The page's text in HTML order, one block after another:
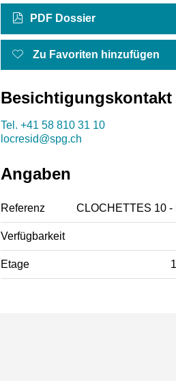
PDF Dossier
Zu Favoriten hinzufügen
Besichtigungskontakt
Tel. +41 58 810 31 10
locresid@spg.ch
Angaben
Referenz CLOCHETTES 10 -
Verfügbarkeit
Etage